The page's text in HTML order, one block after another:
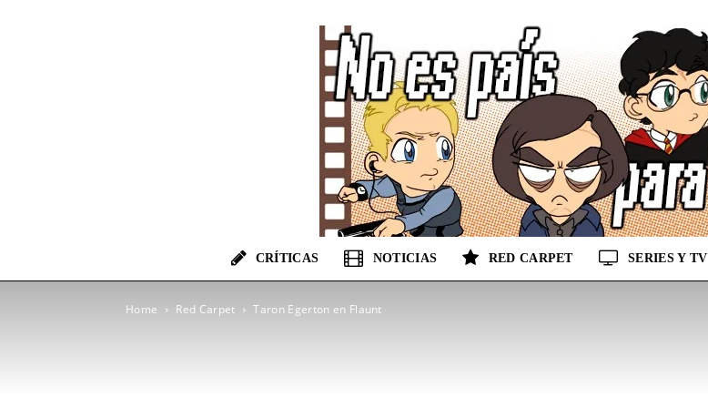
CRÍTICAS NOTICIAS RED CARPET SERIES Y TV
Home Red Carpet Taron Egerton en Flaunt